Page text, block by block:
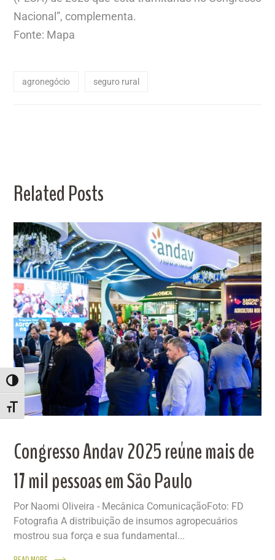
ALTERNAR ALTO CONTRASTE
ALTERNAR TAMANHO DA FONTE
Nacional”, complementa.
Fonte: Mapa
agronegócio seguro rural
Related Posts
Congresso Andav 2025 reúne mais de
17 mil pessoas em São Paulo
Por Naomi Oliveira - Mecânica ComunicaçãoFoto: FD
Fotografia A distribuição de insumos agropecuários
mostrou sua força e sua fundamental...